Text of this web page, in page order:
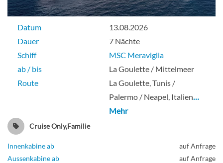
Datum
13.08.2026
Dauer
7 Nächte
Schiff
MSC Meraviglia
ab / bis
La Goulette / Mittelmeer
Route
La Goulette, Tunis /
Palermo / Neapel, Italien…
Mehr
Cruise Only,Familie
Innenkabine ab
auf Anfrage
Aussenkabine ab
auf Anfrage